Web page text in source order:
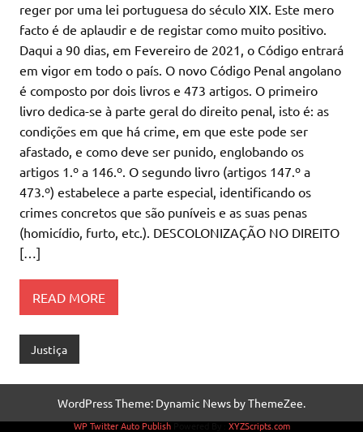
reger por uma lei portuguesa do século XIX. Este mero
facto é de aplaudir e de registar como muito positivo.
Daqui a 90 dias, em Fevereiro de 2021, o Código entrará
em vigor em todo o país. O novo Código Penal angolano
é composto por dois livros e 473 artigos. O primeiro
livro dedica-se à parte geral do direito penal, isto é: as
condições em que há crime, em que este pode ser
afastado, e como deve ser punido, englobando os
artigos 1.º a 146.º. O segundo livro (artigos 147.º a
473.º) estabelece a parte especial, identificando os
crimes concretos que são puníveis e as suas penas
(homicídio, furto, etc.). DESCOLONIZAÇÃO NO DIREITO
[…]
READ MORE
Justiça
WordPress Theme: Dynamic News by ThemeZee.
WP Twitter Auto PublishPowered By :XYZScripts.com